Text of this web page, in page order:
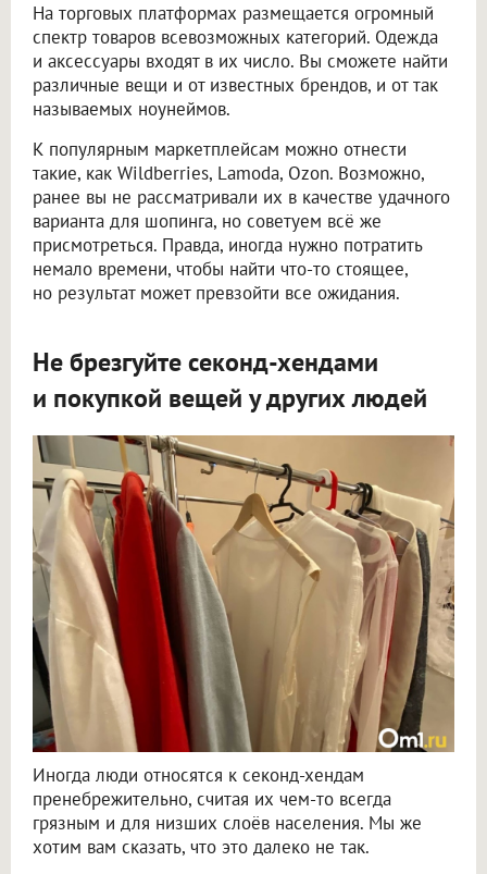
На торговых платформах размещается огромный
спектр товаров всевозможных категорий. Одежда
и аксессуары входят в их число. Вы сможете найти
различные вещи и от известных брендов, и от так
называемых ноунеймов.
К популярным маркетплейсам можно отнести
такие, как Wildberries, Lamoda, Ozon. Возможно,
ранее вы не рассматривали их в качестве удачного
варианта для шопинга, но советуем всё же
присмотреться. Правда, иногда нужно потратить
немало времени, чтобы найти что-то стоящее,
но результат может превзойти все ожидания.
Не брезгуйте секонд-хендами
и покупкой вещей у других людей
Иногда люди относятся к секонд-хендам
пренебрежительно, считая их чем-то всегда
грязным и для низших слоёв населения. Мы же
хотим вам сказать, что это далеко не так.